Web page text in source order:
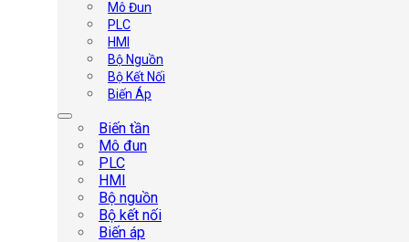
Mô Đun
PLC
HMI
Bộ Nguồn
Bộ Kết Nối
Biến Áp
Biến tần
Mô đun
PLC
HMI
Bộ nguồn
Bộ kết nối
Biến áp